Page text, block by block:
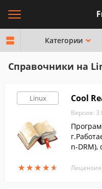
Категории
Справочники на
Linux
★★★★★
★★★★★
Cool
Версия:
n-
Лицензия: